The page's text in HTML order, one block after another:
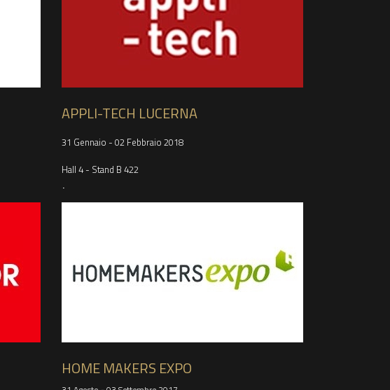
APPLI-TECH LUCERNA
31 Gennaio - 02 Febbraio 2018
Hall 4 - Stand B 422
Luzern
HOME MAKERS EXPO